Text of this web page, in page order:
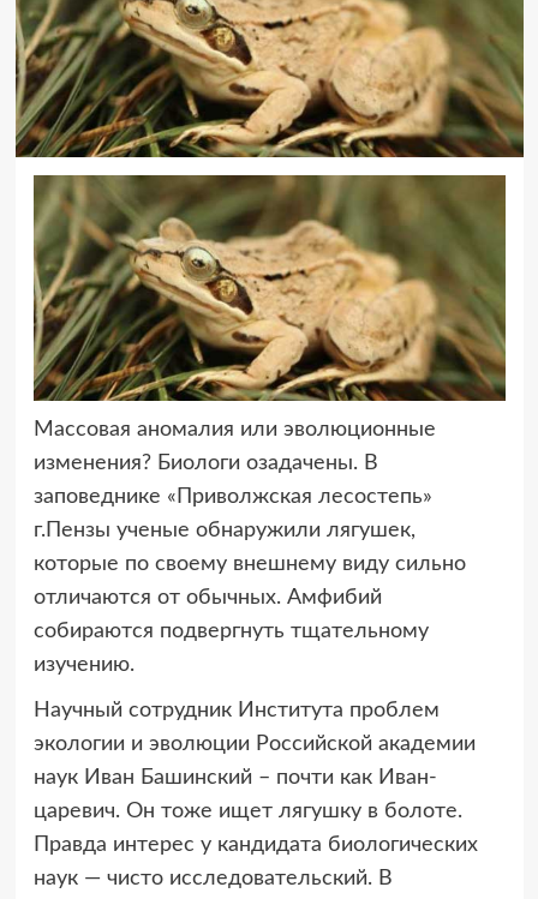
Массовая аномалия или эволюционные
изменения? Биологи озадачены. В
заповеднике «Приволжская лесостепь»
г.Пензы ученые обнаружили лягушек,
которые по своему внешнему виду сильно
отличаются от обычных. Амфибий
собираются подвергнуть тщательному
изучению.
Научный сотрудник Института проблем
экологии и эволюции Российской академии
наук Иван Башинский – почти как Иван-
царевич. Он тоже ищет лягушку в болоте.
Правда интерес у кандидата биологических
наук — чисто исследовательский. В